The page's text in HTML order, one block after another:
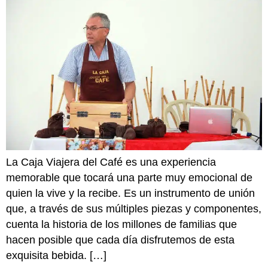
La Caja Viajera del Café es una experiencia
memorable que tocará una parte muy emocional de
quien la vive y la recibe. Es un instrumento de unión
que, a través de sus múltiples piezas y componentes,
cuenta la historia de los millones de familias que
hacen posible que cada día disfrutemos de esta
exquisita bebida. […]